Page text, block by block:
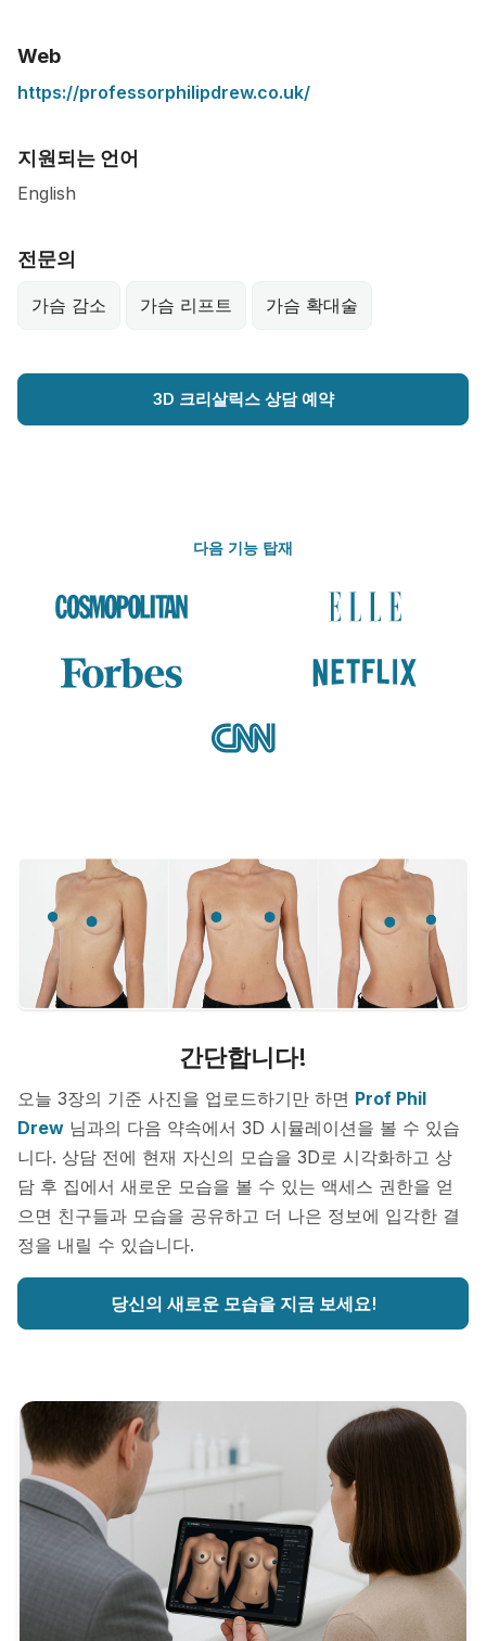
Web
https://professorphilipdrew.co.uk/
지원되는 언어
English
전문의
가슴 감소 가슴 리프트 가슴 확대술
3D 크리살릭스 상담 예약
다음 기능 탑재
간단합니다!
오늘 3장의 기준 사진을 업로드하기만 하면 Prof Phil
Drew 님과의 다음 약속에서 3D 시뮬레이션을 볼 수 있습
니다. 상담 전에 현재 자신의 모습을 3D로 시각화하고 상
담 후 집에서 새로운 모습을 볼 수 있는 액세스 권한을 얻
으면 친구들과 모습을 공유하고 더 나은 정보에 입각한 결
정을 내릴 수 있습니다.
당신의 새로운 모습을 지금 보세요!